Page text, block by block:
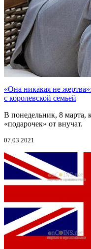
«Она никакая не
с королевской семьей
В понедельник, 8 марта,
«подарочек» от внучат.
07.03.2021